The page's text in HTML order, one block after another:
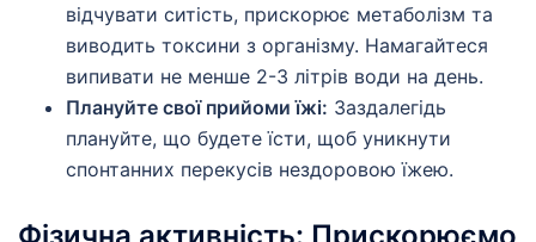
відчувати ситість, прискорює метаболізм та
виводить токсини з організму. Намагайтеся
випивати не менше 2-3 літрів води на день.
Плануйте свої прийоми їжі: Заздалегідь
плануйте, що будете їсти, щоб уникнути
спонтанних перекусів нездоровою їжею.